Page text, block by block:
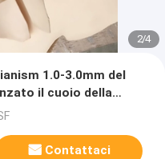
2/4
1.0-3.0mm del
il cuoio della
da vendere
Contattaci